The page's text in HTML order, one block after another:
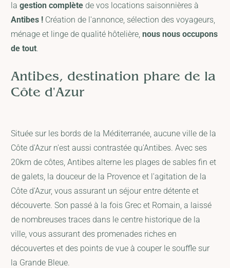
lagestion complète de vos locations saisonnières à
Antibes ! Création de l'annonce, sélection des voyageurs,
ménage et linge de qualité hôtelière,nous nous occupons
de tout.
Antibes, destination phare de la
Côte d'Azur
Située sur les bords de la Méditerranée, aucune ville de la
Côte d'Azur n'est aussi contrastée qu'Antibes. Avec ses
20km de côtes, Antibes alterne les plages de sables fin et
de galets, la douceur de la Provence et l'agitation de la
Côte d'Azur, vous assurant un séjour entre détente et
découverte. Son passé à la fois Grec et Romain, a laissé
de nombreuses traces dans le centre historique de la
ville, vous assurant des promenades riches en
découvertes et des points de vue à couper le souffle sur
la Grande Bleue.